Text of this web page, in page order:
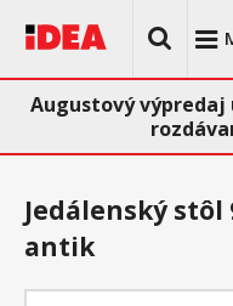
Augustový výpredaj
Jedálenský stôl
antik